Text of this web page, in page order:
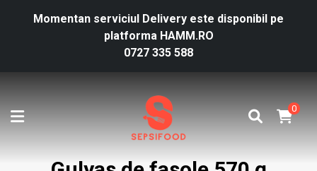
Momentan serviciul Delivery este disponibil pe
platforma HAMM.RO
0727 335 588
0